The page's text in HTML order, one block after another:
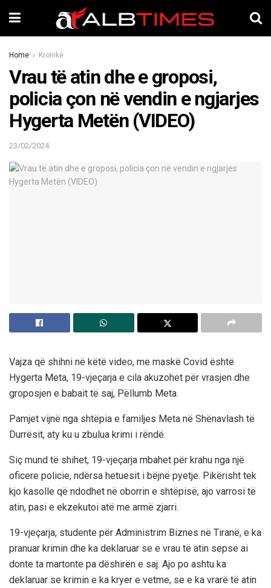
Home Kronikë
Vrau të atin dhe e groposi,
policia çon në vendin e ngjarjes
Hygerta Metën (VIDEO)
23/02/2024
Vajza që shihni në këtë video, me maskë Covid është
Hygerta Meta, 19-vjeçarja e cila akuzohet për vrasjen dhe
groposjen e babait të saj, Pëllumb Meta.
Pamjet vijnë nga shtëpia e familjes Meta në Shënavlash të
Durrësit, aty ku u zbulua krimi i rëndë.
Siç mund të shihet, 19-vjeçarja mbahet për krahu nga një
oficere policie, ndërsa hetuesit i bëjnë pyetje. Pikërisht tek
kjo kasolle që ndodhet në oborrin e shtëpisë, ajo varrosi të
atin, pasi e ekzekutoi atë me armë zjarri.
19-vjeçarja, studente për Administrim Biznes në Tiranë, e ka
pranuar krimin dhe ka deklaruar se e vrau të atin sepse ai
donte ta martonte pa dëshirën e saj. Ajo po ashtu ka
deklaruar se krimin e ka kryer e vetme, se e ka vrarë të atin